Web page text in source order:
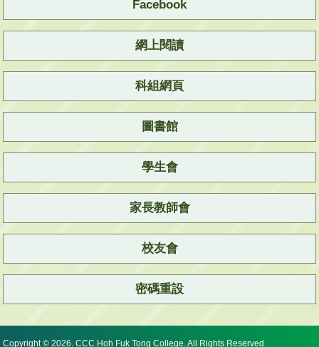
Facebook
網上閱讀
科組網頁
圖書館
學生會
家長教師會
校友會
密碼重設
Copyright © 2026. CCC Hoh Fuk Tong College. All Rights Reserved